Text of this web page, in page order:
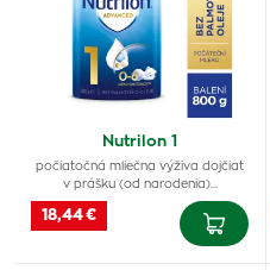
Nutrilon 1
počiatočná mliečna výživa dojčiat
v prášku (od narodenia)…
18,44 €